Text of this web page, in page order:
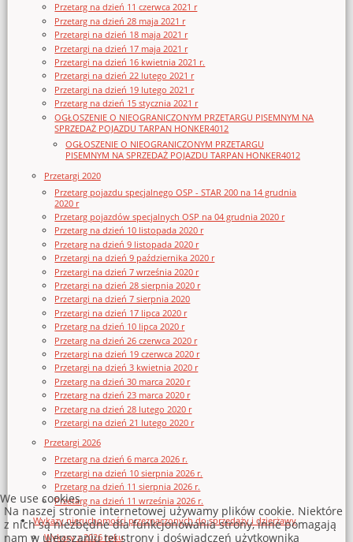
Przetarg na dzień 11 czerwca 2021 r
Przetarg na dzień 28 maja 2021 r
Przetargi na dzień 18 maja 2021 r
Przetargi na dzień 17 maja 2021 r
Przetargi na dzień 16 kwietnia 2021 r.
Przetargi na dzień 22 lutego 2021 r
Przetargi na dzień 19 lutego 2021 r
Przetarg na dzień 15 stycznia 2021 r
OGŁOSZENIE O NIEOGRANICZONYM PRZETARGU PISEMNYM NA
SPRZEDAŻ POJAZDU TARPAN HONKER4012
OGŁOSZENIE O NIEOGRANICZONYM PRZETARGU
PISEMNYM NA SPRZEDAŻ POJAZDU TARPAN HONKER4012
Przetargi 2020
Przetarg pojazdu specjalnego OSP - STAR 200 na 14 grudnia
2020 r
Przetarg pojazdów specjalnych OSP na 04 grudnia 2020 r
Przetarg na dzień 10 listopada 2020 r
Przetarg na dzień 9 listopada 2020 r
Przetargi na dzień 9 października 2020 r
Przetargi na dzień 7 września 2020 r
Przetargi na dzień 28 sierpnia 2020 r
Przetargi na dzień 7 sierpnia 2020
Przetargi na dzień 17 lipca 2020 r
Przetarg na dzień 10 lipca 2020 r
Przetarg na dzień 26 czerwca 2020 r
Przetargi na dzień 19 czerwca 2020 r
Przetargi na dzień 3 kwietnia 2020 r
Przetarg na dzień 30 marca 2020 r
Przetarg na dzień 23 marca 2020 r
Przetarg na dzień 28 lutego 2020 r
Przetargi na dzień 21 lutego 2020 r
Przetargi 2026
Przetarg na dzień 6 marca 2026 r.
Przetargi na dzień 10 sierpnia 2026 r.
Przetarg na dzień 11 sierpnia 2026 r.
Przetarg na dzień 11 września 2026 r.
Wykazy nieruchomości przeznaczonych do sprzedaży i dzierżawy
Wykazy z 2026 roku
We use cookies
Na naszej stronie internetowej używamy plików cookie. Niektóre
z nich są niezbędne dla funkcjonowania strony, inne pomagają
nam w ulepszaniu tej strony i doświadczeń użytkownika